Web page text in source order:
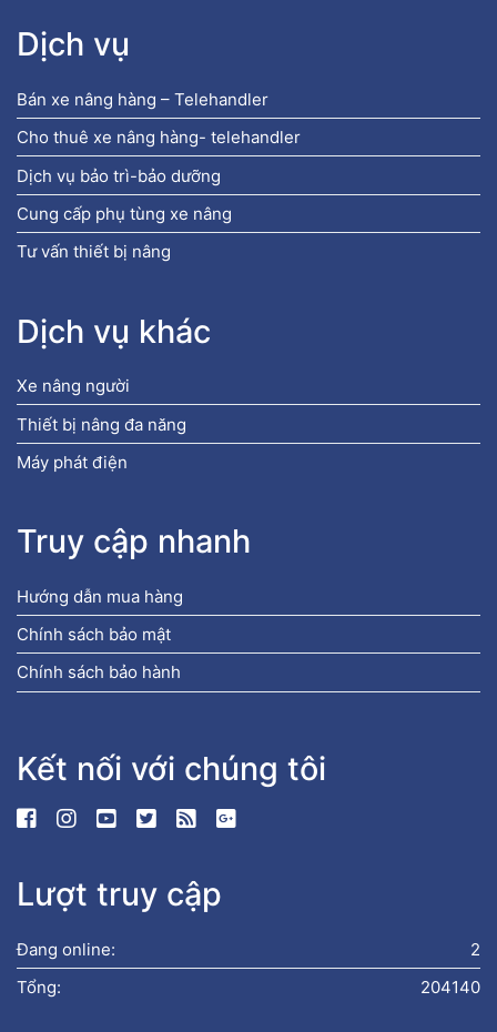
Dịch vụ
Bán xe nâng hàng – Telehandler
Cho thuê xe nâng hàng- telehandler
Dịch vụ bảo trì-bảo dưỡng
Cung cấp phụ tùng xe nâng
Tư vấn thiết bị nâng
Dịch vụ khác
Xe nâng người
Thiết bị nâng đa năng
Máy phát điện
Truy cập nhanh
Hướng dẫn mua hàng
Chính sách bảo mật
Chính sách bảo hành
Kết nối với chúng tôi
Lượt truy cập
2
Đang online:
204140
Tổng: